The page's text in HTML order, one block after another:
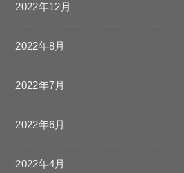
2022年12月
2022年8月
2022年7月
2022年6月
2022年4月